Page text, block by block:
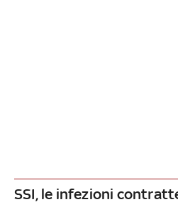
SSI, le infezioni